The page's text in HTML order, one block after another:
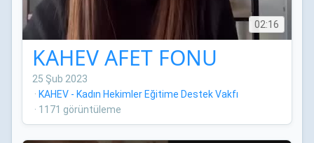
02:16
KAHEV AFET FONU
25 Şub 2023
· KAHEV - Kadın Hekimler Eğitime Destek Vakfı
· 1171 görüntüleme